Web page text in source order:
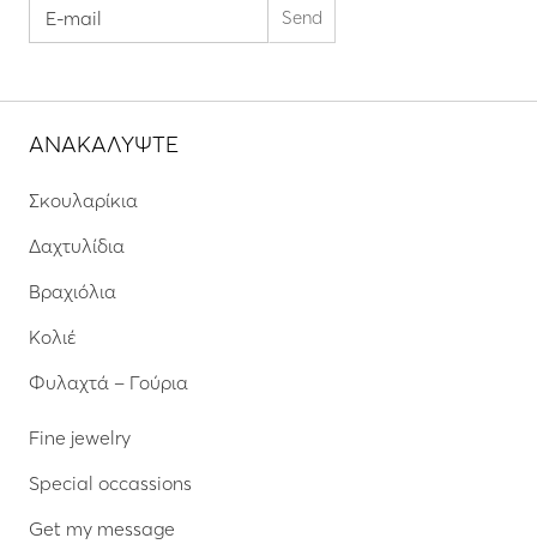
ΑΝΑΚΑΛΥΨΤΕ
Σκουλαρίκια
Δαχτυλίδια
Βραχιόλια
Κολιέ
Φυλαχτά – Γούρια
Fine jewelry
Special occassions
Get my message